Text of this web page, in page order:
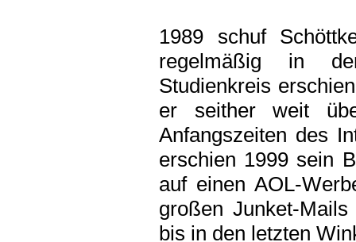
1989 schuf
regelmäßig in
Studienkreis
er seither weit
Anfangszeiten des
erschien 1999 sein
auf einen AOL-
großen Junket-
bis in den letzten